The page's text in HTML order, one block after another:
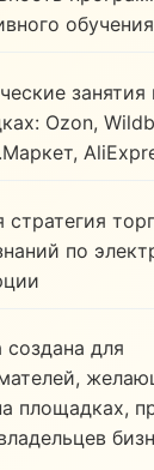
обучения
Ozon,
стратегия
по
для
площадках,